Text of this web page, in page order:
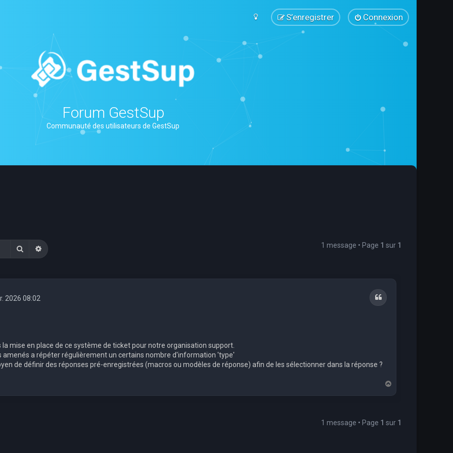
Connexion
S’enregistrer
Forum GestSup
Communauté des utilisateurs de GestSup
RechercherRecherche avancée 1 message • Page 1 sur 1
Citation
2026 08:02
la mise en place de ce système de ticket pour notre organisation support.
amenés a répéter régulièrement un certains nombre d'information 'type'
de définir des réponses pré-enregistrées (macros ou modèles de réponse) afin de les sélectionner dans la réponse ?
a
1 message • Page 1 sur 1